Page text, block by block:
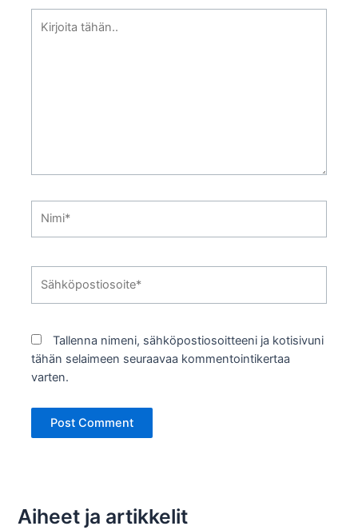
tähän..
Tallenna nimeni, sähköpostiosoitteeni ja kotisivuni
tähän selaimeen seuraavaa kommentointikertaa
varten.
Aiheet ja artikkelit